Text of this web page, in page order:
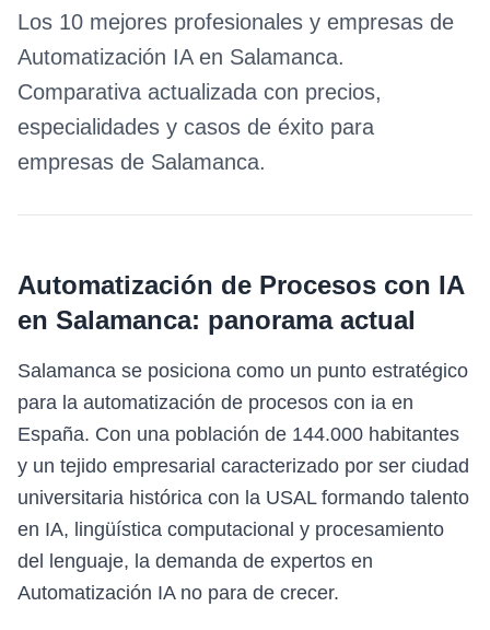
Los 10 mejores profesionales y empresas de
Automatización IAen Salamanca.
Comparativa actualizada con precios,
especialidades y casos de éxito para
empresas de Salamanca.
Automatización de Procesos con IA
en Salamanca: panorama actual
Salamanca se posiciona como un punto estratégico
para la automatización de procesos con ia en
España. Con una población de 144.000 habitantes
y un tejido empresarial caracterizado por ser ciudad
universitaria histórica con la USAL formando talento
en IA, lingüística computacional y procesamiento
del lenguaje, la demanda de expertos en
Automatización IA no para de crecer.